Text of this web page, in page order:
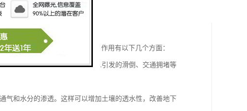
广场等场合的铺装。它的主要作用有以下几个方面：
水的可能性。这样能够避免积水引发的滑倒、交通拥堵等
气和水分的渗透。这样可以增加土壤的透水性，改善地下